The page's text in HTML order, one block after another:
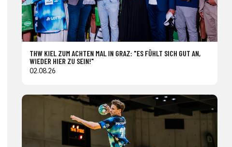
THW KIEL ZUM ACHTEN MAL IN GRAZ: "ES FÜHLT SICH GUT AN,
WIEDER HIER ZU SEIN!"
02.08.26